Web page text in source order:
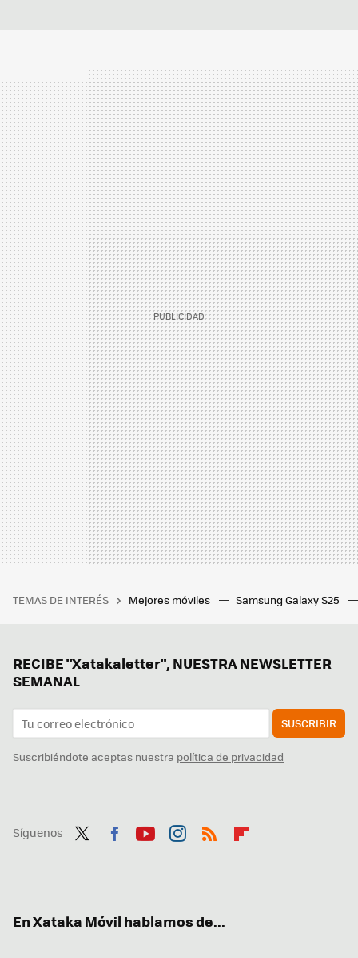
TEMAS DE INTERÉS Mejores móviles Samsung Galaxy S25
RECIBE "Xatakaletter", NUESTRA NEWSLETTER
SEMANAL
SUSCRIBIR
Suscribiéndote aceptas nuestra política de privacidad
Síguenos
En Xataka Móvil hablamos de...